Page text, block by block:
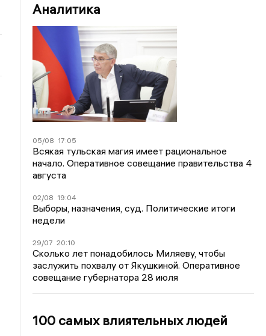
Аналитика
05/08 17:05
Всякая тульская магия имеет рациональное
начало. Оперативное совещание правительства 4
августа
02/08 19:04
Выборы, назначения, суд. Политические итоги
недели
29/07 20:10
Сколько лет понадобилось Миляеву, чтобы
заслужить похвалу от Якушкиной. Оперативное
совещание губернатора 28 июля
100 самых влиятельных людей